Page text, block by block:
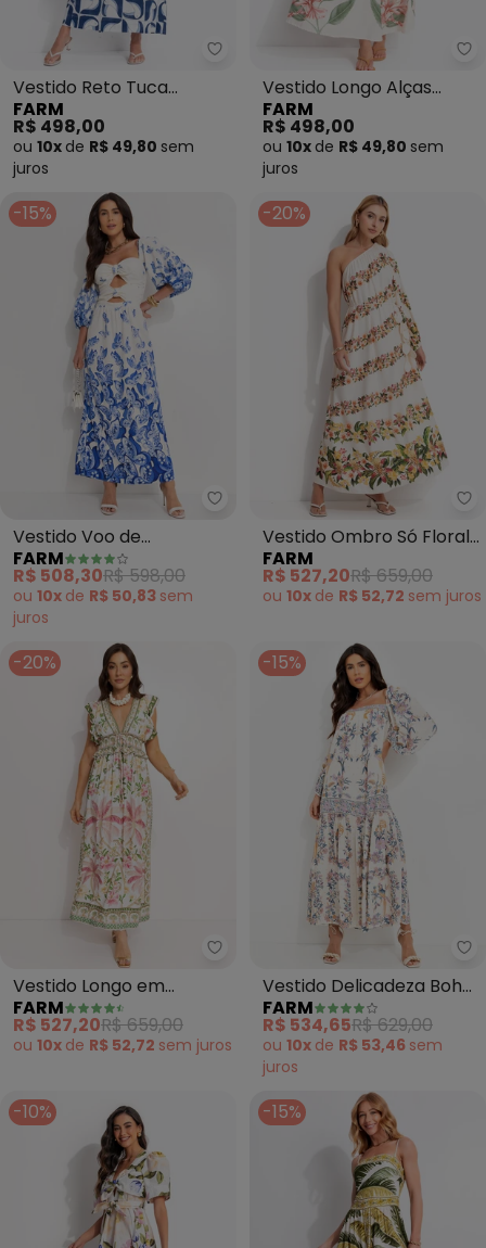
Farm - Vestido Reto Tuca
Vestido Reto Tuca
Tropical (Off White)
FARM
R$ 498,00
ou 10x de R$ 49,80 sem
juros
Vestido Longo Alças
Brinco de Princesa
(Bege)
FARM
R$ 498,00
ou 10x de R$ 49,80 sem
juros
-15%
Farm - Vestido Voo de
Vestido Voo de
Porcelana (Off White)
FARM
R$ 508,30R$ 598,00
ou 10x de R$ 50,83 sem
juros
-20%
Vestido Ombro Só Floral
Mali (Bege)
FARM
R$ 527,20R$ 659,00
ou 10x de R$ 52,72 sem juros
-20%
Farm - Vestido Longo em
Vestido Longo em
Viscose (Off White)
FARM
R$ 527,20R$ 659,00
ou 10x de R$ 52,72 sem juros
-15%
Vestido Delicadeza Boho
(Bege)
FARM
R$ 534,65R$ 629,00
ou 10x de R$ 53,46 sem
juros
-10% -15%